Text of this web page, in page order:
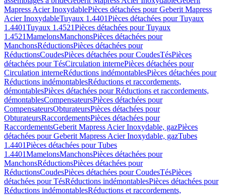
Mapress Acier InoxydablePièces détachées pour Geberit Mapress
Acier InoxydableTuyaux 1.4401Pièces détachées pour Tuyaux
1.4401Tuyaux 1.4521Pièces détachées pour Tuyaux
1.4521MamelonsManchonsPièces détachées pour
ManchonsRéductionsPièces détachées pour
RéductionsCoudesPièces détachées pour CoudesTésPièces
détachées pour TésCirculation internePièces détachées pour
Circulation interneRéductions indémontablesPièces détachées pour
Réductions indémontablesRéductions et raccordements,
démontablesPièces détachées pour Réductions et raccordements,
démontablesCompensateursPièces détachées pour
CompensateursObturateursPièces détachées pour
ObturateursRaccordementsPièces détachées pour
RaccordementsGeberit Mapress Acier Inoxydable, gazPièces
détachées pour Geberit Mapress Acier Inoxydable, gazTubes
1.4401Pièces détachées pour Tubes
1.4401MamelonsManchonsPièces détachées pour
ManchonsRéductionsPièces détachées pour
RéductionsCoudesPièces détachées pour CoudesTésPièces
détachées pour TésRéductions indémontablesPièces détachées pour
Réductions indémontablesRéductions et raccordements,